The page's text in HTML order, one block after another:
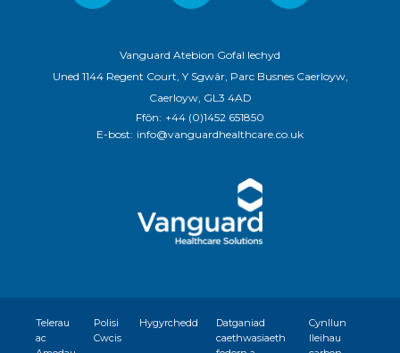
Vanguard Atebion Gofal Iechyd
Uned 1144 Regent Court, Y Sgwâr, Parc Busnes Caerloyw,
Caerloyw, GL3 4AD
Ffôn: +44 (0)1452 651850
E-bost: info@vanguardhealthcare.co.uk
Telerau
ac
Polisi
Cwcis
Hygyrchedd
Datganiad
caethwasiaeth
Cynllun
lleihau